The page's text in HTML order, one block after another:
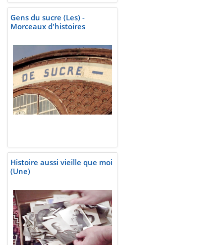
Gens du sucre (Les) -
Morceaux d'histoires
Histoire aussi vieille que moi
(Une)